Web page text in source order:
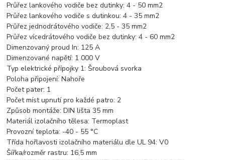
Průřez lankového vodiče bez dutinky:4 - 50 mm2
Průřez lankového vodiče s dutinkou:4 - 35 mm2
Průřez jednodrátového vodiče: 2,5 - 35 mm2
Průřez vícedrátového vodiče bez dutinky:4 - 60 mm2
Dimenzovaný proud In: 125 A
Dimenzované napětí: 1 000 V
Typ elektrické přípojky 1:Šroubová svorka
Poloha připojení:Nahoře
Počet pater: 1
Počet míst upnutí pro každé patro: 2
Způsob montáže:DIN lišta 35 mm
Materiál izolačního tělesa: Termoplast
Provozní teplota: -40 - 55 °C
Třída hořlavosti izolačního materiálu dle UL 94:V0
Šířka/rozměr rastru: 16,5 mm